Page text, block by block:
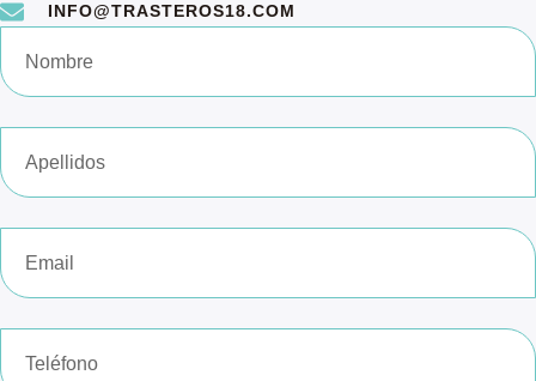
INFO@TRASTEROS18.COM